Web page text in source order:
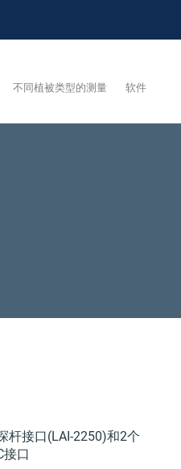
不同植被类型的测量
软件
杆接口(LAI-2250)和2个
接口